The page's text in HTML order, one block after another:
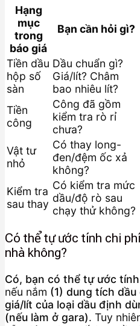
Hạng
mục
trong
báo giá
Bạn cần hỏi gì?
Tiền dầu
hộp số
sàn
Dầu chuẩn gì?
Giá/lít? Châm
bao nhiêu lít?
Tiền
công
Công đã gồm
kiểm tra rò rỉ
chưa?
Vật tư
nhỏ
Có thay long-
đen/đệm ốc xả
không?
Kiểm tra
sau thay
Có kiểm tra mức
dầu/độ rò sau
chạy thử không?
Có thể tự ước tính chi
nhà không?
Có, bạn có thể tự ước
nếu nắm (1) dung tích dầu
giá/lít của loại dầu định
(nếu làm ở gara). Tuy